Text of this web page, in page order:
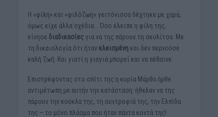
Η «φίλη» και «φιλόζωη» γειτόνισσα δέχτηκε με χαρά,
όμως είχε άλλα σχέδια… Όσο έλειπε η φίλη της,
κίνησε διαδικασίεςγια να της πάρουν τη σκυλίτσα. Με
τη δικαιολογία ότι ήταν κλεισμένηκαι δεν περνούσε
καλή ζωή. Και γιατί η γιαγιά μπορεί και να πέθαινε.
Επιστρέφοντας στο σπίτι της η κυρία Μάρθα ήρθε
αντιμέτωπη με αυτήν την κατάσταση: ήθελαν να της
πάρουν την κούκλα της, τη συντροφιά της, την Ελπίδα
της – το μόνο πλάσμα που ήταν πάντα κοντά της!